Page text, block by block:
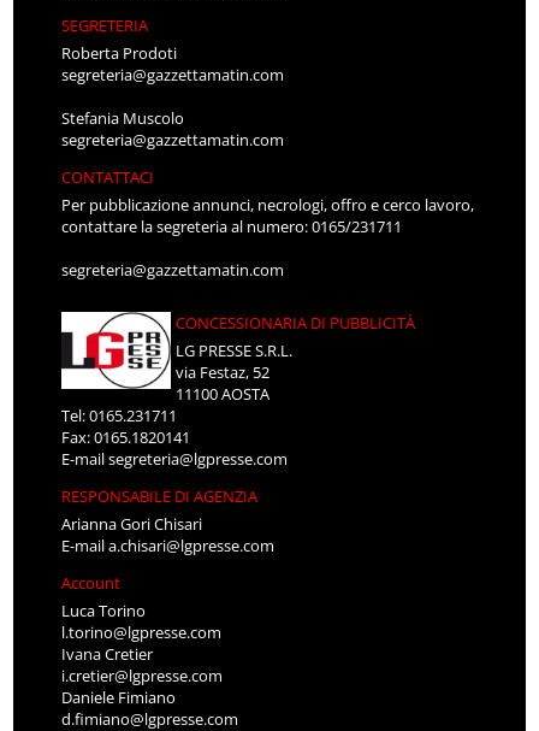
SEGRETERIA
Roberta Prodoti
segreteria@gazzettamatin.com
Stefania Muscolo
segreteria@gazzettamatin.com
CONTATTACI
Per pubblicazione annunci, necrologi, offro e cerco lavoro,
contattare la segreteria al numero: 0165/231711
segreteria@gazzettamatin.com
CONCESSIONARIA DI PUBBLICITÀ
LG PRESSE S.R.L.
via Festaz, 52
11100 AOSTA
Tel: 0165.231711
Fax: 0165.1820141
E-mailsegreteria@lgpresse.com
RESPONSABILE DI AGENZIA
Arianna Gori Chisari
E-maila.chisari@lgpresse.com
Account
Luca Torino
l.torino@lgpresse.com
Ivana Cretier
i.cretier@lgpresse.com
Daniele Fimiano
d.fimiano@lgpresse.com